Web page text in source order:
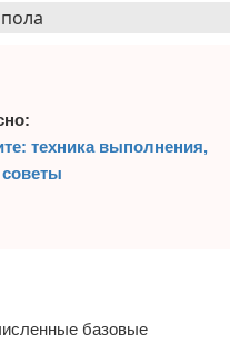
техника выполнения,
базовые